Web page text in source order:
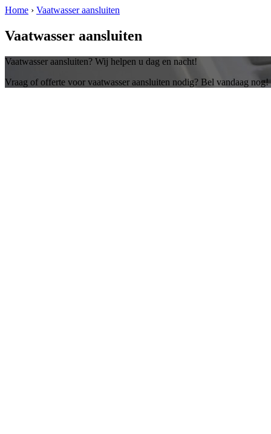
Home › Vaatwasser aansluiten
Vaatwasser aansluiten
Vaatwasser aansluiten? Wij helpen u dag en nacht!
Vraag of offerte voor vaatwasser aansluiten nodig? Bel vandaag nog!